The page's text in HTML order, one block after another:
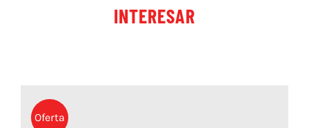
INTERESAR
Oferta